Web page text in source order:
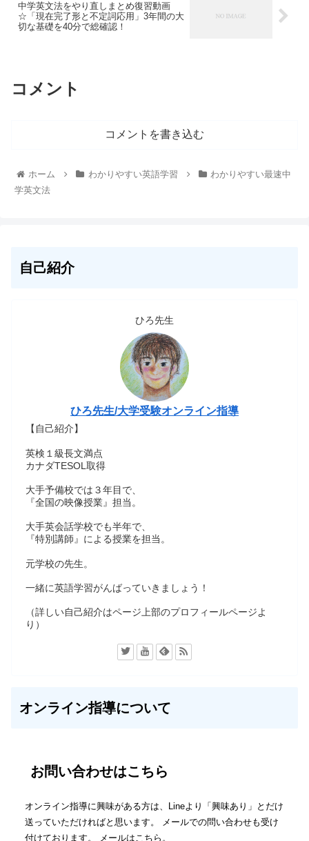
中学英文法をやり直しまとめ復習動画
☆「現在完了形と不定詞応用」3年間の大
切な基礎を40分で総確認！
コメント
コメントを書き込む
ホーム わかりやすい英語学習
わかりやすい最速中
学英文法
自己紹介
ひろ先生
ひろ先生/大学受験オンライン指導
【自己紹介】
英検１級長文満点
カナダTESOL取得
大手予備校では３年目で、
『全国の映像授業』担当。
大手英会話学校でも半年で、
『特別講師』による授業を担当。
元学校の先生。
一緒に英語学習がんばっていきましょう！
（詳しい自己紹介はページ上部のプロフィールページよ
り）
オンライン指導について
お問い合わせはこちら
オンライン指導に興味がある方は、Lineより「興味あり」とだけ
送っていただければと思います。 メールでの問い合わせも受け
付けております。 メールはこちら。